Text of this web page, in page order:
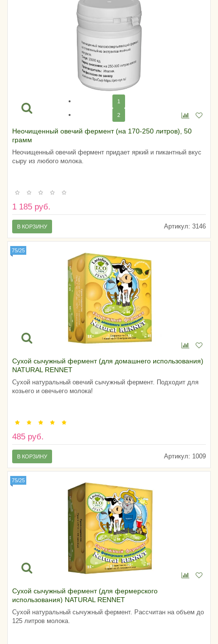
1
2
Неочищенный овечий фермент (на 170-250 литров), 50
грамм
Неочищенный овечий фермент придает яркий и пикантный вкус
сыру из любого молока.
1 185 руб.
Артикул: 3146
В КОРЗИНУ
75/25
Сухой сычужный фермент (для домашнего использования)
NATURAL RENNET
Сухой натуральный овечий сычужный фермент. Подходит для
козьего и овечьего молока!
485 руб.
Артикул: 1009
В КОРЗИНУ
75/25
Сухой сычужный фермент (для фермерского
использования) NATURAL RENNET
Сухой натуральный сычужный фермент. Рассчитан на объем до
125 литров молока.